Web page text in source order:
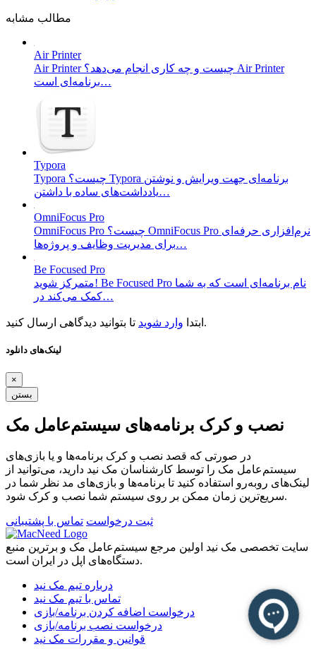
مطالب مشابه
Air Printer
Air Printer چیست و چه کاری انجام می‌دهد؟ Air Printer
برنامه‌ای است…
Typora
Typora چیست؟ Typora برنامه‌ای جهت ویرایش و نوشتن
یادداشت‌های ساده با داشتن…
OmniFocus Pro
OmniFocus Pro چیست؟ OmniFocus Pro نرم‌افزاری حرفه‌ای
برای مدیریت وظایف و پروژه‌ها…
Be Focused Pro
متمرکز شوید! Be Focused Pro نام برنامه‌ای است که به شما
کمک می‌کند در…
ابتدا وارد شوید تا بتوانید دیدگاهی ارسال کنید.
لینک‌های دانلود
×
بستن
نصب و کرک برنامه‌های سیستم‌عامل مک
در صورتی که قصد نصب و کرک برنامه‌ها و یا بازی‌های
سیستم‌عامل مک را توسط کارشناسان مک نید دارید، می‌توانید از
لینک‌های رو‌به‌رو استفاده کنید تا برنامه‌ها و بازی‌های مد نظر شما در
سریع‌ترین زمان ممکن بر روی سیستم شما نصب و کرک شود.
ثبت درخواست تماس با پشتیبانی
سایت تخصصی مک نید اولین مرجع سیستم‌عامل مک و برترین منبع
دستگاه‌های اپل در ایران است.
درباره تیم مک نید
تماس با تیم مک نید
درخواست اضافه کردن برنامه/بازی
درخواست نصب برنامه/بازی
قوانین و مقررات مک نید